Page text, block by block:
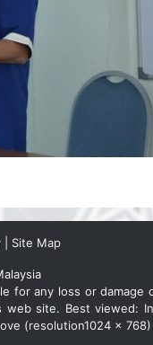
Site Map
for any loss or damage
web site. Best viewed:
(resolution1024 x 768)